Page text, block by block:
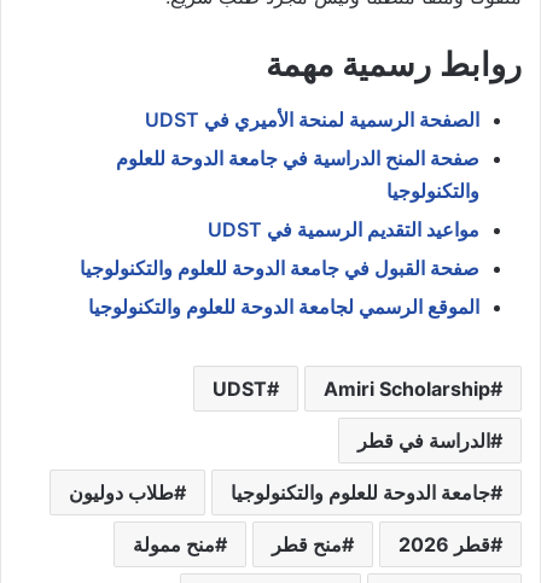
روابط رسمية مهمة
الصفحة الرسمية لمنحة الأميري في UDST
صفحة المنح الدراسية في جامعة الدوحة للعلوم
والتكنولوجيا
مواعيد التقديم الرسمية في UDST
صفحة القبول في جامعة الدوحة للعلوم والتكنولوجيا
الموقع الرسمي لجامعة الدوحة للعلوم والتكنولوجيا
Amiri Scholarship
UDST
الدراسة في قطر
جامعة الدوحة للعلوم والتكنولوجيا طلاب دوليون
قطر 2026 منح قطر منح ممولة